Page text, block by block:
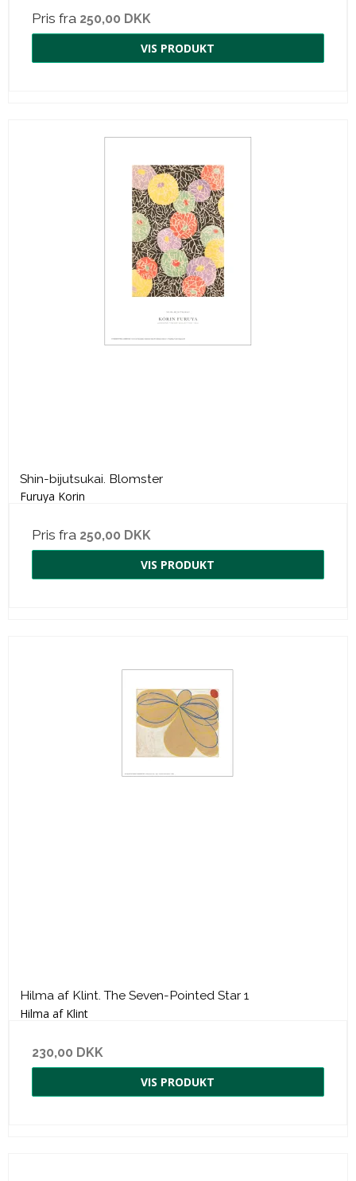
Pris fra 250,00 DKK
VIS PRODUKT
Shin-bijutsukai. Blomster
Furuya Korin
Pris fra 250,00 DKK
VIS PRODUKT
Hilma af Klint. The Seven-Pointed Star 1
Hilma af Klint
230,00 DKK
VIS PRODUKT